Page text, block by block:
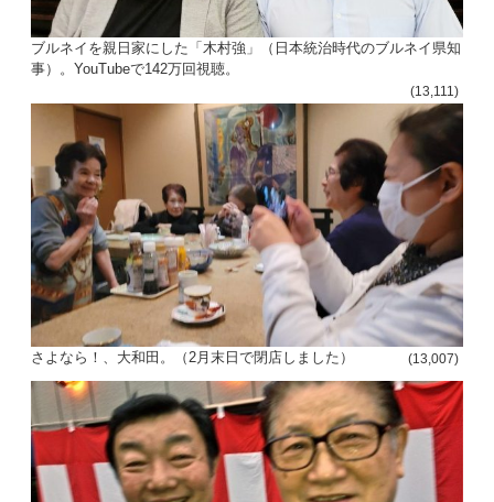
ブルネイを親日家にした「木村強」（日本統治時代のブルネイ県知
事）。YouTubeで142万回視聴。
(13,111)
さよなら！、大和田。（2月末日で閉店しました） (13,007)